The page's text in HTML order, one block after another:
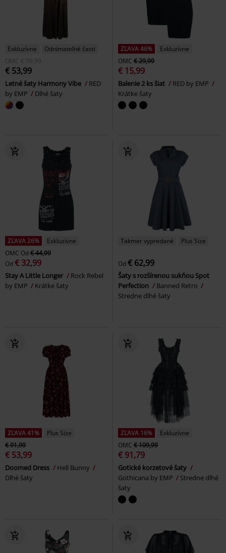
Exkluzívne
Odnímateľné časti
OMC € 59,99
€ 53,99
Letné šaty Harmony Vibe
RED
by EMP
Dlhé šaty
ZĽAVA 46%
Exkluzívne
OMC € 29,99
€ 15,99
Balenie 2 ks šiat
RED by EMP
Krátke šaty
ZĽAVA 26%
Exkluzívne
OMC Od € 44,99
Od € 32,99
Stay A Little Longer
Rock Rebel
by EMP
Krátke šaty
Takmer vypredané Plus Size
Od € 62,99
Šaty s rozšírenou sukňou Spot
Perfection
Banned Retro
Stredne dlhé šaty
ZĽAVA 41%
Plus Size
€ 91,99
€ 53,99
Doomed Dress
Hell Bunny
Dlhé šaty
ZĽAVA 16%
Exkluzívne
OMC € 109,99
€ 91,79
Gotické korzetové šaty
Gothicana by EMP
Stredne dlhé
šaty